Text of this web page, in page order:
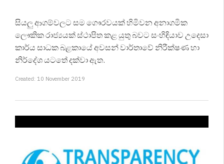
සියලු ආගම්වලට සම ගෞරවයක් හිමිවන අනාගමික
ලෞකික රාජ්‍යයක් ස්ථාපිත කළ යුතු බවට සංහිඳියාව උදෙසා
කාර්ය සාධක බළකායේ අවසන් වාර්තාවේ නිරීක්ෂණ හා
නිර්දේශ යටතේ දක්වා ඇත.
Created: 10 November 2019